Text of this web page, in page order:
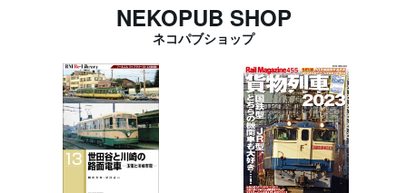
NEKOPUB SHOP
ネコパブショップ